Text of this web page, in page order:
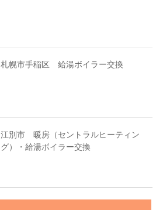
札幌市手稲区 給湯ボイラー交換
江別市 暖房（セントラルヒーティン
グ）・給湯ボイラー交換